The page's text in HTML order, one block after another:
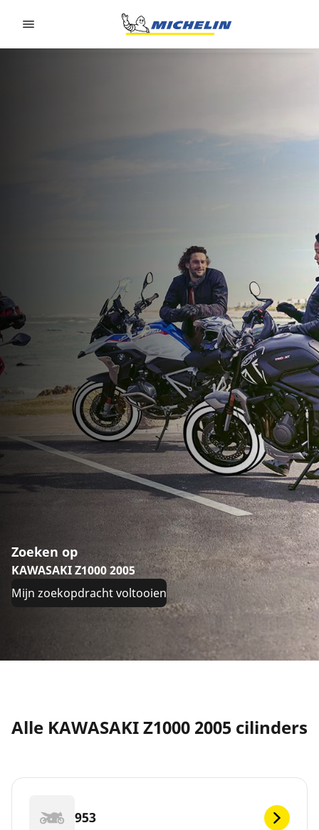
Zoeken op
KAWASAKI Z1000 2005
Mijn zoekopdracht voltooien
Alle KAWASAKI Z1000 2005 cilinders
953